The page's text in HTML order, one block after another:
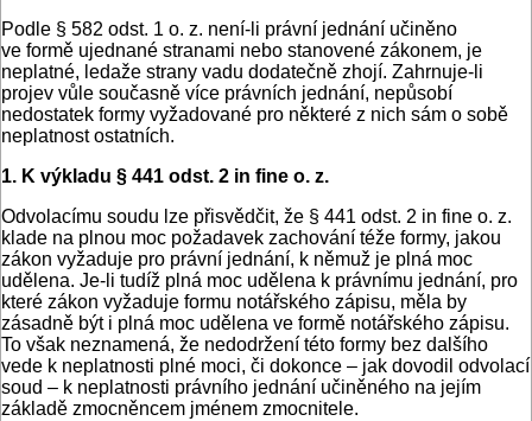
Podle § 582 odst. 1 o. z. není-li právní jednání učiněno
ve formě ujednané stranami nebo stanovené zákonem, je
neplatné, ledaže strany vadu dodatečně zhojí. Zahrnuje-li
projev vůle současně více právních jednání, nepůsobí
nedostatek formy vyžadované pro některé z nich sám o sobě
neplatnost ostatních.
1. K výkladu § 441 odst. 2 in fine o. z.
Odvolacímu soudu lze přisvědčit, že § 441 odst. 2 in fine o. z.
klade na plnou moc požadavek zachování téže formy, jakou
zákon vyžaduje pro právní jednání, k němuž je plná moc
udělena. Je-li tudíž plná moc udělena k právnímu jednání, pro
které zákon vyžaduje formu notářského zápisu, měla by
zásadně být i plná moc udělena ve formě notářského zápisu.
To však neznamená, že nedodržení této formy bez dalšího
vede k neplatnosti plné moci, či dokonce – jak dovodil odvolací
soud – k neplatnosti právního jednání učiněného na jejím
základě zmocněncem jménem zmocnitele.